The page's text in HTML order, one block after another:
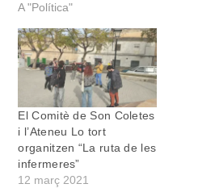
de prevenció de malalties
construir les escoles
Graduada i de Sa Torre,
havia canviat el sistema
impositiu, gravant les
rendes més riques en
benefici de…
A "Política"
El Comitè de Son Coletes
i l’Ateneu Lo tort
organitzen “La ruta de les
infermeres”
12 març 2021